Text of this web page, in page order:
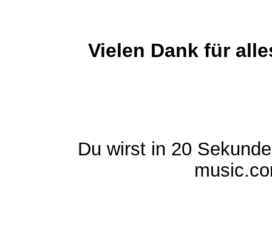
Vielen Dank für
Du wirst in 20